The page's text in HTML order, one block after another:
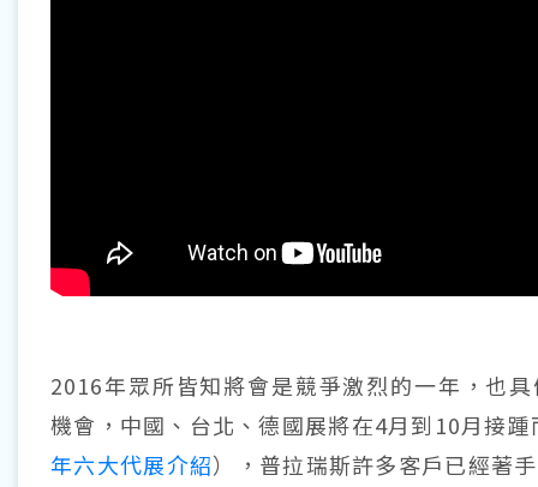
2016年眾所皆知將會是競爭激烈的一年，也
機會，中國、台北、德國展將在4月到10月接踵
年六大代展介紹），普拉瑞斯許多客戶已經著